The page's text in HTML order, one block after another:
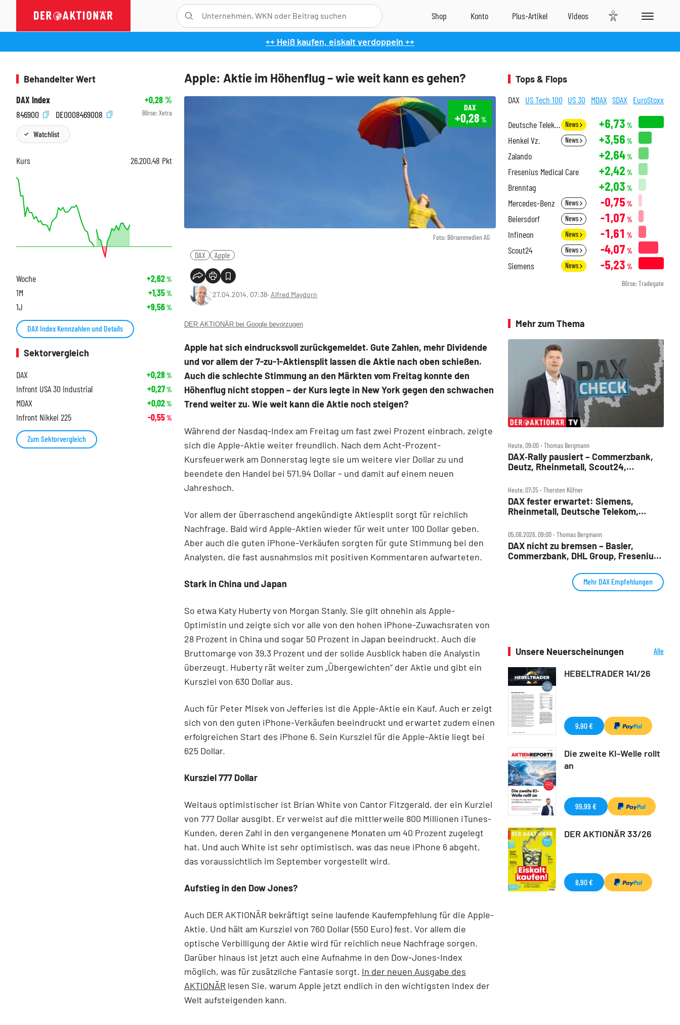
++ Heiß kaufen, eiskalt verdoppeln ++
Apple: Aktie im Höhenflug – wie weit kann es gehen?
Foto: Börsenmedien AG
DAX
+0,28 %
DAX Apple
27.04.2014, 07:38‧ Alfred Maydorn
DER AKTIONÄR bei Google bevorzugen
Apple hat sich eindrucksvoll zurückgemeldet. Gute Zahlen, mehr Dividende
und vor allem der 7-zu-1-Aktiensplit lassen die Aktie nach oben schießen.
Auch die schlechte Stimmung an den Märkten vom Freitag konnte den
Höhenflug nicht stoppen – der Kurs legte in New York gegen den schwachen
Trend weiter zu. Wie weit kann die Aktie noch steigen?
Während der Nasdaq-Index am Freitag um fast zwei Prozent einbrach, zeigte
sich die Apple-Aktie weiter freundlich. Nach dem Acht-Prozent-
Kursfeuerwerk am Donnerstag legte sie um weitere vier Dollar zu und
beendete den Handel bei 571,94 Dollar – und damit auf einem neuen
Jahreshoch.
Vor allem der überraschend angekündigte Aktiesplit sorgt für reichlich
Nachfrage. Bald wird Apple-Aktien wieder für weit unter 100 Dollar geben.
Aber auch die guten iPhone-Verkäufen sorgten für gute Stimmung bei den
Analysten, die fast ausnahmslos mit positiven Kommentaren aufwarteten.
Stark in China und Japan
So etwa Katy Huberty von Morgan Stanly. Sie gilt ohnehin als Apple-
Optimistin und zeigte sich vor alle von den hohen iPhone-Zuwachsraten von
28 Prozent in China und sogar 50 Prozent in Japan beeindruckt. Auch die
Bruttomarge von 39,3 Prozent und der solide Ausblick haben die Analystin
überzeugt. Huberty rät weiter zum „Übergewichten“ der Aktie und gibt ein
Kursziel von 630 Dollar aus.
Auch für Peter Misek von Jefferies ist die Apple-Aktie ein Kauf. Auch er zeigt
sich von den guten iPhone-Verkäufen beeindruckt und erwartet zudem einen
erfolgreichen Start des iPhone 6. Sein Kursziel für die Apple-Aktie liegt bei
625 Dollar.
Kursziel 777 Dollar
Weitaus optimistischer ist Brian White von Cantor Fitzgerald, der ein Kurziel
von 777 Dollar ausgibt. Er verweist auf die mittlerweile 800 Millionen iTunes-
Kunden, deren Zahl in den vergangenene Monaten um 40 Prozent zugelegt
hat. Und auch White ist sehr optimistisch, was das neue iPhone 6 abgeht,
das voraussichtlich im September vorgestellt wird.
Aufstieg in den Dow Jones?
Auch DER AKTIONÄR bekräftigt seine laufende Kaufempfehlung für die Apple-
Aktie. Und hält am Kursziel von 760 Dollar (550 Euro) fest. Vor allem die
optische Verbilligung der Aktie wird für reichlich neue Nachfrage sorgen.
Darüber hinaus ist jetzt auch eine Aufnahme in den Dow-Jones-Index
möglich, was für zusätzliche Fantasie sorgt. In der neuen Ausgabe des
AKTIONÄR lesen Sie, warum Apple jetzt endlich in den wichtigsten Index der
Welt aufsteigenden kann.
Behandelter Wert
DAX Index
+0,28%
846900
DE0008469008 Börse: Xetra
Watchlist
Kurs 26.200,48 Pkt
Woche +2,62%
1M +1,35%
1J +9,56%
DAX Index Kennzahlen und Details
Sektorvergleich
DAX
+0,28%
Infront USA 30 Industrial +0,27%
MDAX +0,02%
Infront Nikkei 225 -0,55%
Zum Sektorvergleich
Tops & Flops
DAX US Tech 100 US 30 MDAX SDAX EuroStoxx
Deutsche Telekom News +6,73 %
Henkel Vz. News +3,56 %
Zalando +2,64%
Fresenius Medical Care +2,42 %
Brenntag +2,03 %
Mercedes-Benz News -0,75 %
Beiersdorf News -1,07 %
Infineon News -1,61 %
Scout24 News -4,07 %
Siemens News -5,23 %
Börse: Tradegate
Mehr zum Thema
Heute, 09:00 ‧ Thomas Bergmann
DAX‑Rally pausiert – Commerzbank,
Deutz, Rheinmetall, Scout24,
Check
Heute, 07:35 ‧ Thorsten Küfner
DAX fester erwartet: Siemens,
Rheinmetall, Deutsche Telekom,
05.08.2026, 09:00 ‧ Thomas Bergmann
DAX nicht zu bremsen – Basler,
Commerzbank, DHL Group, Fresenius,
Mehr DAX Empfehlungen
Unsere Neuerscheinungen
Alle
HEBELTRADER 141/26
9,90 €
Die zweite KI-Welle rollt
an
99,99 €
DER AKTIONÄR 33/26
8,90 €